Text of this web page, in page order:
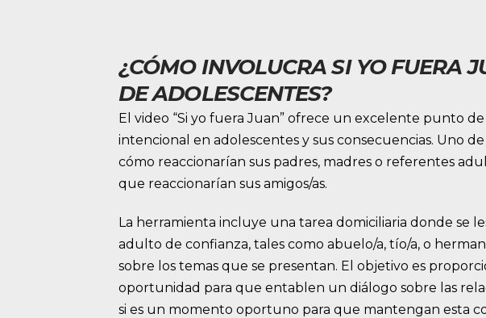
¿CÓMO INVOLUCRA SI YO FUERA
DE ADOLESCENTES?
El video “Si yo fuera Juan” ofrece un excelente punto
intencional en adolescentes y sus consecuencias. Uno
cómo reaccionarían sus padres, madres o referentes
que reaccionarían sus amigos/as.
La herramienta incluye una tarea domiciliaria donde se
adulto de confianza, tales como abuelo/a, tío/a, o
sobre los temas que se presentan. El objetivo es
oportunidad para que entablen un diálogo sobre las
si es un momento oportuno para que mantengan esta